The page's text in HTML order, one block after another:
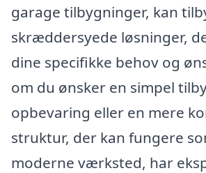
garage tilbygninger, kan
skræddersyede løsninger,
dine specifikke behov og
om du ønsker en simpel
opbevaring eller en mere
struktur, der kan fungere
moderne værksted, har